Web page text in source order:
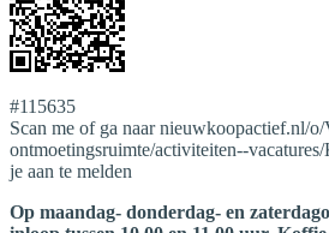
#115635
Scan me of ga naar nieuwkoopactief.nl/
ontmoetingsruimte/activiteiten--
je aan te melden
Op maandag- donderdag- en